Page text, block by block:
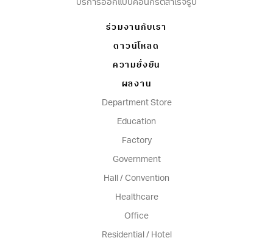
บริการออกแบบคอนกรีตสำเร็จรูป
ร่วมงานกับเรา
ดาวน์โหลด
ความยั่งยืน
ผลงาน
Department Store
Education
Factory
Government
Hall / Convention
Healthcare
Office
Residential / Hotel